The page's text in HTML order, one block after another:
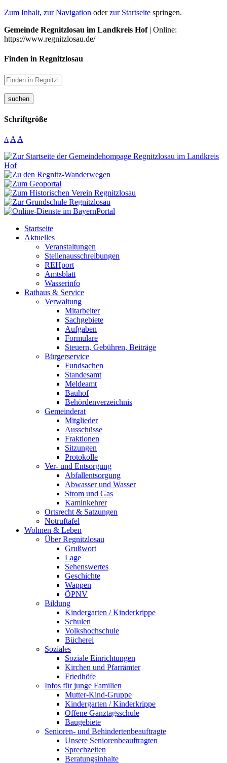
Zum Inhalt, zur Navigation oderzur Startseite springen.
Gemeinde Regnitzlosau im Landkreis Hof| Online:
https://www.regnitzlosau.de/
Finden in Regnitzlosau
suchen
Schriftgröße
A A A
Startseite
Aktuelles
Veranstaltungen
Stellenausschreibungen
REHport
Amtsblatt
Wasserinfo
Rathaus & Service
Verwaltung
Mitarbeiter
Sachgebiete
Aufgaben
Formulare
Steuern, Gebühren, Beiträge
Bürgerservice
Fundsachen
Standesamt
Meldeamt
Bauhof
Behördenverzeichnis
Gemeinderat
Mitglieder
Ausschüsse
Fraktionen
Sitzungen
Protokolle
Ver- und Entsorgung
Abfallentsorgung
Abwasser und Wasser
Strom und Gas
Kaminkehrer
Ortsrecht & Satzungen
Notruftafel
Wohnen & Leben
Über Regnitzlosau
Grußwort
Lage
Sehenswertes
Geschichte
Wappen
ÖPNV
Bildung
Kindergarten / Kinderkrippe
Schulen
Volkshochschule
Bücherei
Soziales
Soziale Einrichtungen
Kirchen und Pfarrämter
Friedhöfe
Infos für junge Familien
Mutter-Kind-Gruppe
Kindergarten / Kinderkrippe
Offene Ganztagsschule
Baugebiete
Senioren- und Behindertenbeauftragte
Unsere Seniorenbeauftragten
Sprechzeiten
Beratungsinhalte